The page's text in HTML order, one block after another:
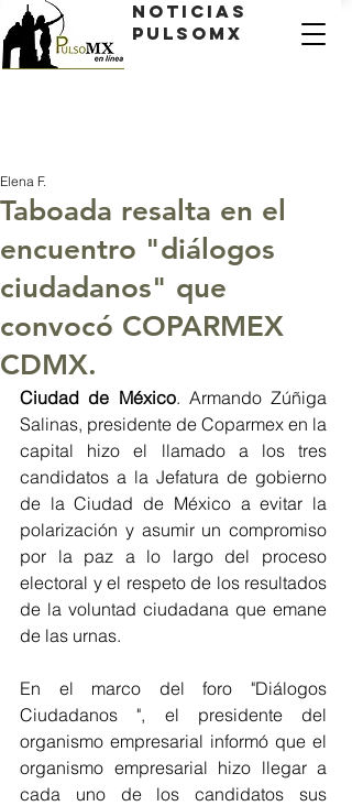
Noticias
PulsoMX
Taboada resalta en el
encuentro "diálogos
ciudadanos" que
convocó COPARMEX
CDMX.
Elena F.
Ciudad de México. Armando Zúñiga
Salinas, presidente de Coparmex en la
capital hizo el llamado a los tres
candidatos a la Jefatura de gobierno
de la Ciudad de México a evitar la
polarización y asumir un compromiso
por la paz a lo largo del proceso
electoral y el respeto de los resultados
de la voluntad ciudadana que emane
de las urnas.
En el marco del foro "Diálogos
Ciudadanos ", el presidente del
organismo empresarial informó que el
organismo empresarial hizo llegar a
cada uno de los candidatos sus